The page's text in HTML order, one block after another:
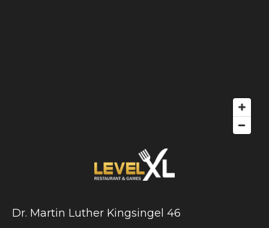
Dr. Martin Luther Kingsingel 46